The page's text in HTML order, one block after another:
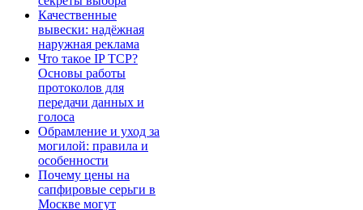
Качественные
вывески: надёжная
наружная реклама
Что такое IP TCP?
Основы работы
протоколов для
передачи данных и
голоса
Обрамление и уход за
могилой: правила и
особенности
Почему цены на
сапфировые серьги в
Москве могут